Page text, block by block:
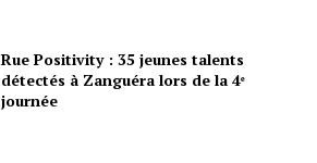
Rue Positivity : 35 jeunes talents
détectés à Zanguéra lors de la 4ᵉ
journée